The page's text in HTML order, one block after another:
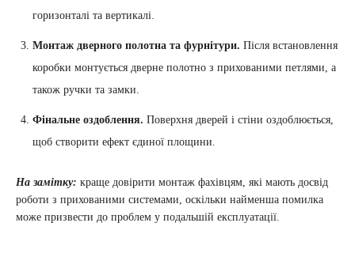
горизонталі та вертикалі.
Монтаж дверного полотна та фурнітури. Після встановлення
коробки монтується дверне полотно з прихованими петлями, а
також ручки та замки.
Фінальне оздоблення. Поверхня дверей і стіни оздоблюється,
щоб створити ефект єдиної площини.
На замітку: краще довірити монтаж фахівцям, які мають досвід
роботи з прихованими системами, оскільки найменша помилка
може призвести до проблем у подальшій експлуатації.